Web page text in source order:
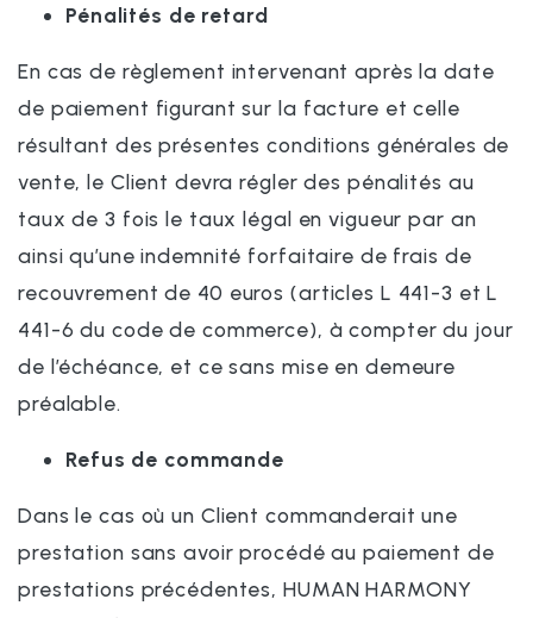
Pénalités de retard
En cas de règlement intervenant après la date
de paiement figurant sur la facture et celle
résultant des présentes conditions générales de
vente, le Client devra régler des pénalités au
taux de 3 fois le taux légal en vigueur par an
ainsi qu’une indemnité forfaitaire de frais de
recouvrement de 40 euros (articles L 441-3 et L
441-6 du code de commerce), à compter du jour
de l’échéance, et ce sans mise en demeure
préalable.
Refus de commande
Dans le cas où un Client commanderait une
prestation sans avoir procédé au paiement de
prestations précédentes, HUMAN HARMONY